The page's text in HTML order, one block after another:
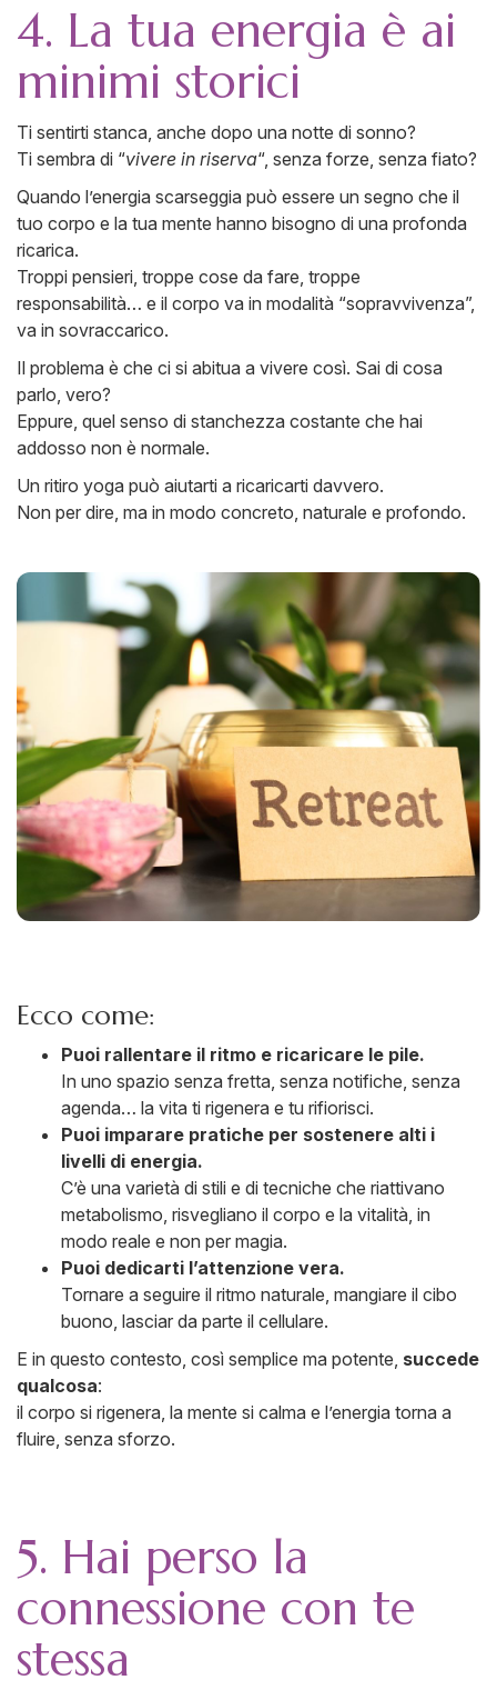
4. La tua energia è ai
minimi storici
Ti sentirti stanca, anche dopo una notte di sonno?
Ti sembra di “vivere in riserva“, senza forze, senza fiato?
Quando l’energia scarseggia può essere un segno che il
tuo corpo e la tua mente hanno bisogno di una profonda
ricarica.
Troppi pensieri, troppe cose da fare, troppe
responsabilità… e il corpo va in modalità “sopravvivenza”,
va in sovraccarico.
Il problema è che ci si abitua a vivere così. Sai di cosa
parlo, vero?
Eppure, quel senso di stanchezza costante che hai
addosso non è normale.
Un ritiro yoga può aiutarti a ricaricarti davvero.
Non per dire, ma in modo concreto, naturale e profondo.
Ecco come:
Puoi rallentare il ritmo e ricaricare le pile.
In uno spazio senza fretta, senza notifiche, senza
agenda… la vita ti rigenera e tu rifiorisci.
Puoi imparare pratiche per sostenere alti i
livelli di energia.
C’è una varietà di stili e di tecniche che riattivano
metabolismo, risvegliano il corpo e la vitalità, in
modo reale e non per magia.
Puoi dedicarti l’attenzione vera.
Tornare a seguire il ritmo naturale, mangiare il cibo
buono, lasciar da parte il cellulare.
E in questo contesto, così semplice ma potente, succede
qualcosa:
il corpo si rigenera, la mente si calma e l’energia torna a
fluire, senza sforzo.
5. Hai perso la
connessione con te
stessa